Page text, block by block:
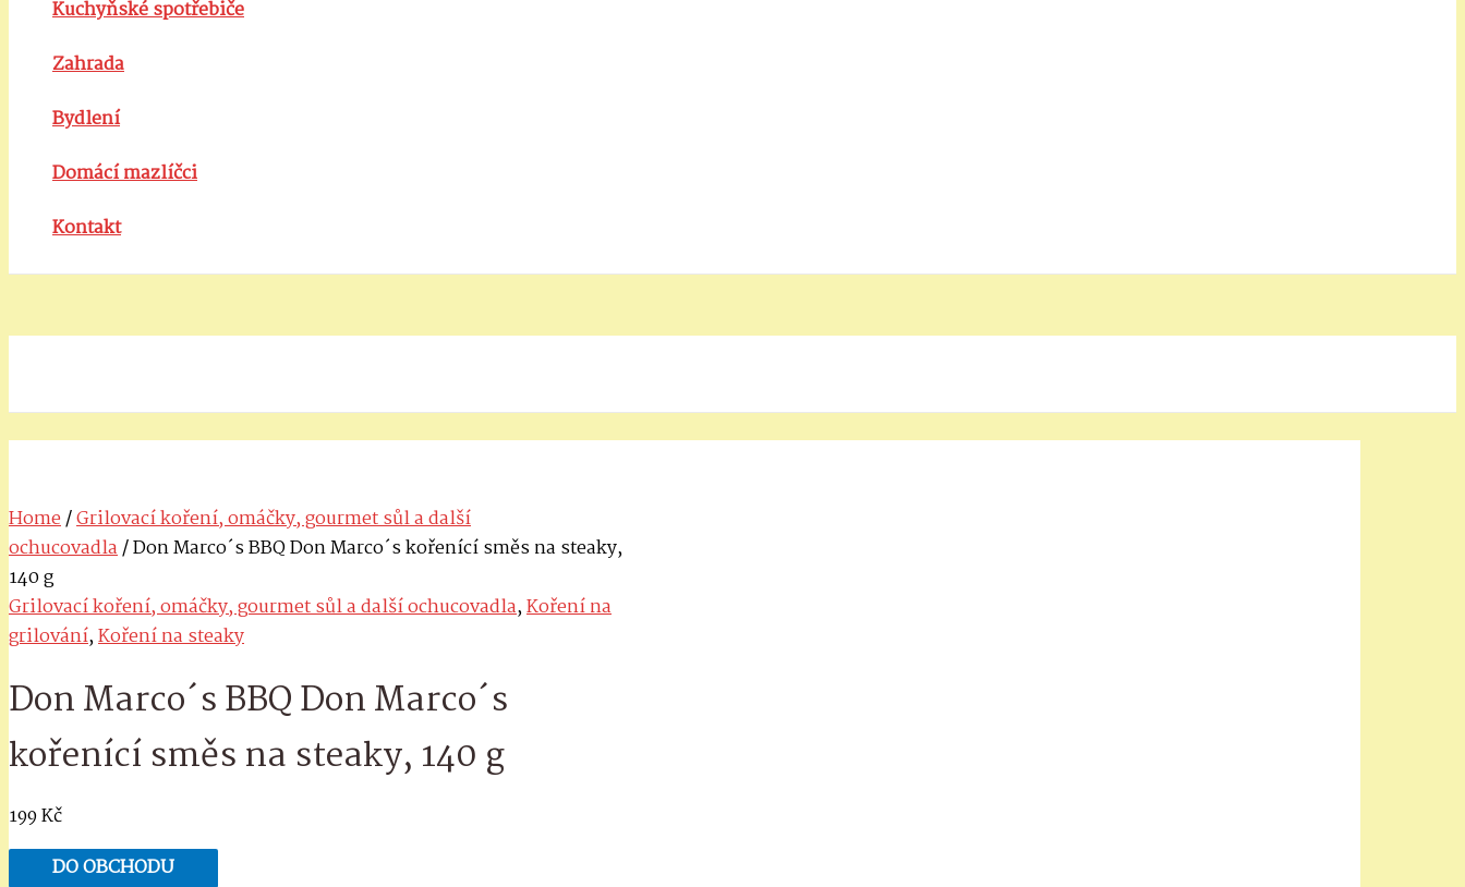
Kuchyňské spotřebiče
Zahrada
Bydlení
Domácí mazlíčci
Kontakt
Home/Grilovací koření, omáčky, gourmet sůl a další
ochucovadla/ Don Marco´s BBQ Don Marco´s kořenící směs na steaky,
140 g
Grilovací koření, omáčky, gourmet sůl a další ochucovadla,Koření na
grilování,Koření na steaky
Don Marco´s BBQ Don Marco´s
kořenící směs na steaky, 140 g
199Kč
DO OBCHODU